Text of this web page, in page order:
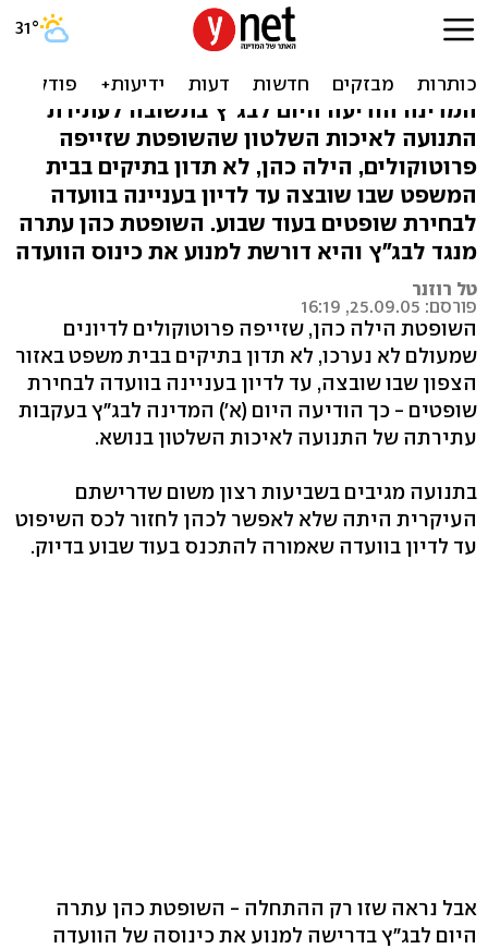
השופטת שזייפה לא תוכל
לדון בתיקים, בינתיים
המדינה הודיעה היום לבג"ץ בתשובה לעתירת
התנועה לאיכות השלטון שהשופטת שזייפה
פרוטוקולים, הילה כהן, לא תדון בתיקים בבית
המשפט שבו שובצה עד לדיון בעניינה בוועדה
לבחירת שופטים בעוד שבוע. השופטת כהן עתרה
מנגד לבג"ץ והיא דורשת למנוע את כינוס הוועדה
טל רוזנר
פורסם: 25.09.05, 16:19
השופטת הילה כהן, שזייפה פרוטוקולים לדיונים
שמעולם לא נערכו, לא תדון בתיקים בבית משפט באזור
הצפון שבו שובצה, עד לדיון בעניינה בוועדה לבחירת
שופטים - כך הודיעה היום (א') המדינה לבג"ץ בעקבות
עתירתה של התנועה לאיכות השלטון בנושא.
בתנועה מגיבים בשביעות רצון משום שדרישתם
העיקרית היתה שלא לאפשר לכהן לחזור לכס השיפוט
עד לדיון בוועדה שאמורה להתכנס בעוד שבוע בדיוק.
אבל נראה שזו רק ההתחלה - השופטת כהן עתרה
היום לבג"ץ בדרישה למנוע את כינוסה של הוועדה